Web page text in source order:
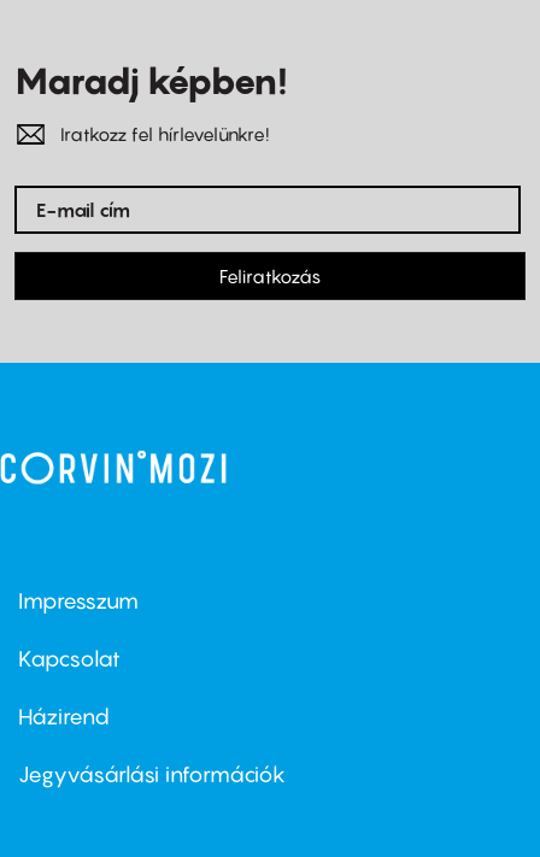
Maradj képben!
Iratkozz fel hírlevelünkre!
Feliratkozás
Footer
first
Impresszum
Kapcsolat
Footer
second
Házirend
Jegyvásárlási információk